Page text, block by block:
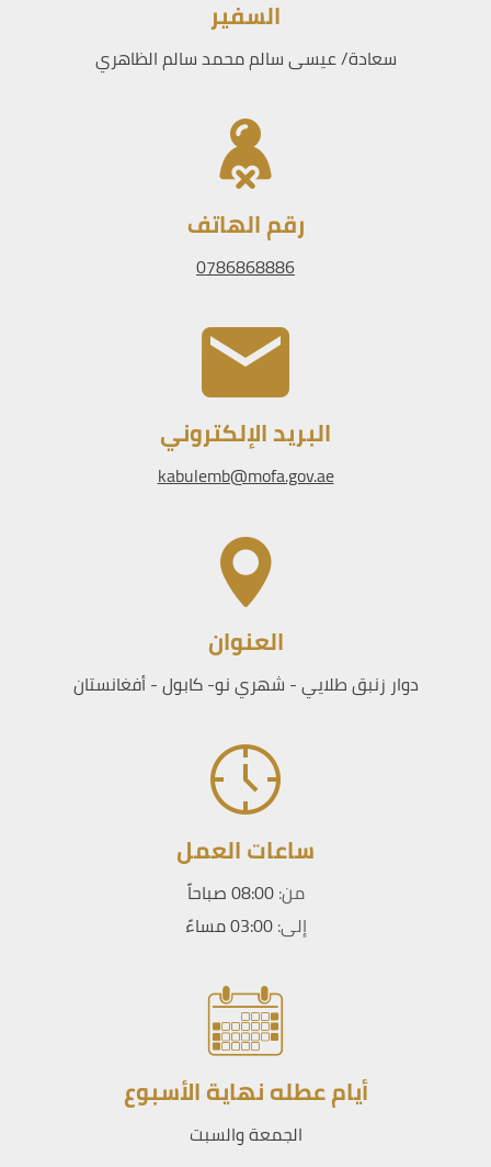
السفير
سعادة/ عيسى سالم محمد سالم الظاهري
رقم الهاتف
0786868886
البريد الإلكتروني
kabulemb@mofa.gov.ae
العنوان
دوار زنبق طلايي - شهري نو- كابول - أفغانستان
ساعات العمل
من:08:00 صباحاً
إلى:03:00 مساءً
أيام عطله نهاية الأسبوع
الجمعة والسبت